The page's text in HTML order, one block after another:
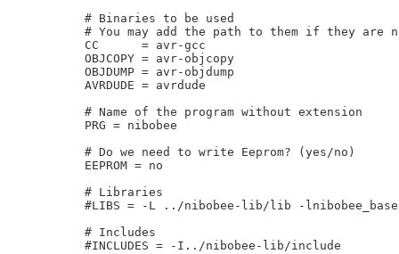
# Binaries to be used
# You may add the path to them if they are
CC      = avr-gcc
OBJCOPY = avr-objcopy
OBJDUMP = avr-objdump
AVRDUDE = avrdude
# Name of the program without extension
PRG = nibobee
# Do we need to write Eeprom? (yes/no)
EEPROM = no
# Libraries
#LIBS = -L ../nibobee-lib/lib -
# Includes
#INCLUDES = -I../nibobee-lib/include